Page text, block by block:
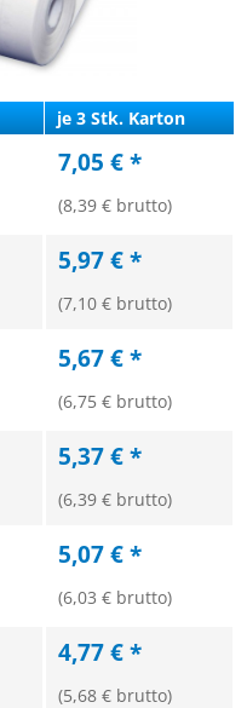
je 3 Stk. Karton
7,05 € *
(8,39 € brutto)
5,97 € *
(7,10 € brutto)
5,67 € *
(6,75 € brutto)
5,37 € *
(6,39 € brutto)
5,07 € *
(6,03 € brutto)
4,77 € *
(5,68 € brutto)